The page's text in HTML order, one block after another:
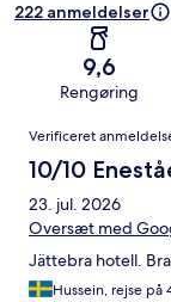
222 anmeldelser
9,6
Rengøring
Verificeret
10/10
23. jul. 2026
Oversæt med
Jättebra hotell.
Hussein, rejse